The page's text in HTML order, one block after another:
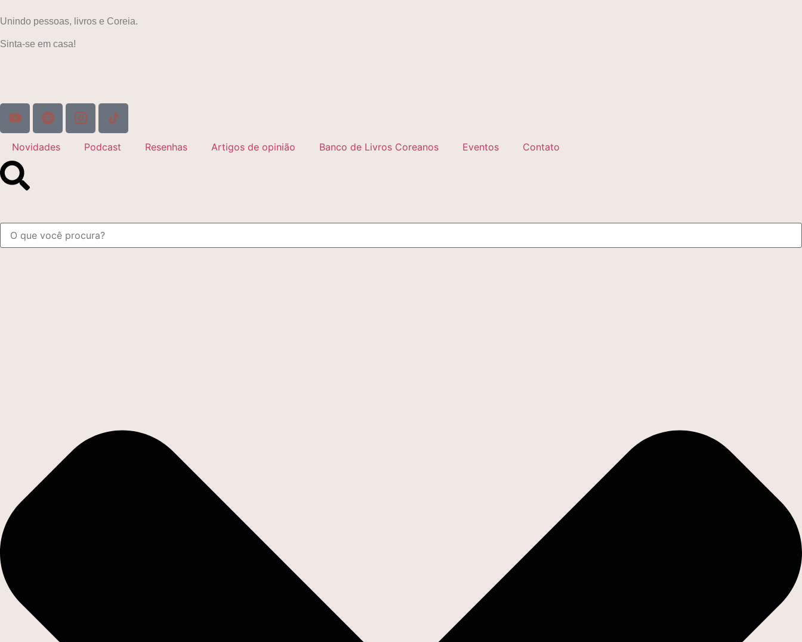
Unindo pessoas, livros e Coreia.
Sinta-se em casa!
Novidades Podcast Resenhas Artigos de opinião Banco de Livros Coreanos Eventos Contato